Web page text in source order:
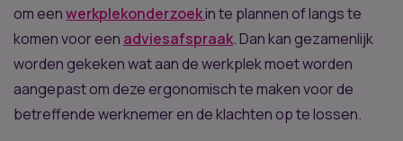
om eenwerkplekonderzoekin te plannen of langs te
komen voor een adviesafspraak. Dan kan gezamenlijk
worden gekeken wat aan de werkplek moet worden
aangepast om deze ergonomisch te maken voor de
betreffende werknemer en de klachten op te lossen.